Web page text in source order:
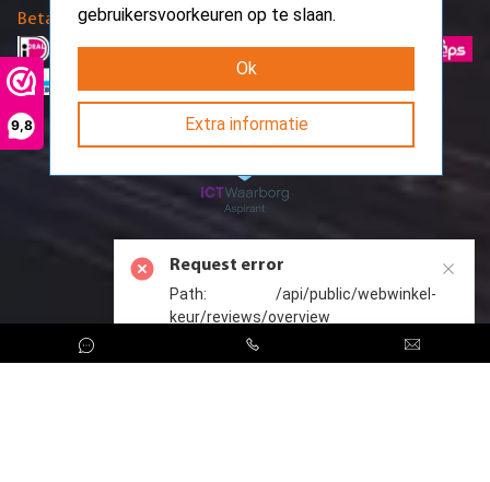
9,8
CreoServer © 2026 All rights reserved
Betaalmethodes
gebruikersvoorkeuren op te slaan.
Ok
Extra informatie
Request error
Path: /api/public/webwinkel-
keur/reviews/overview